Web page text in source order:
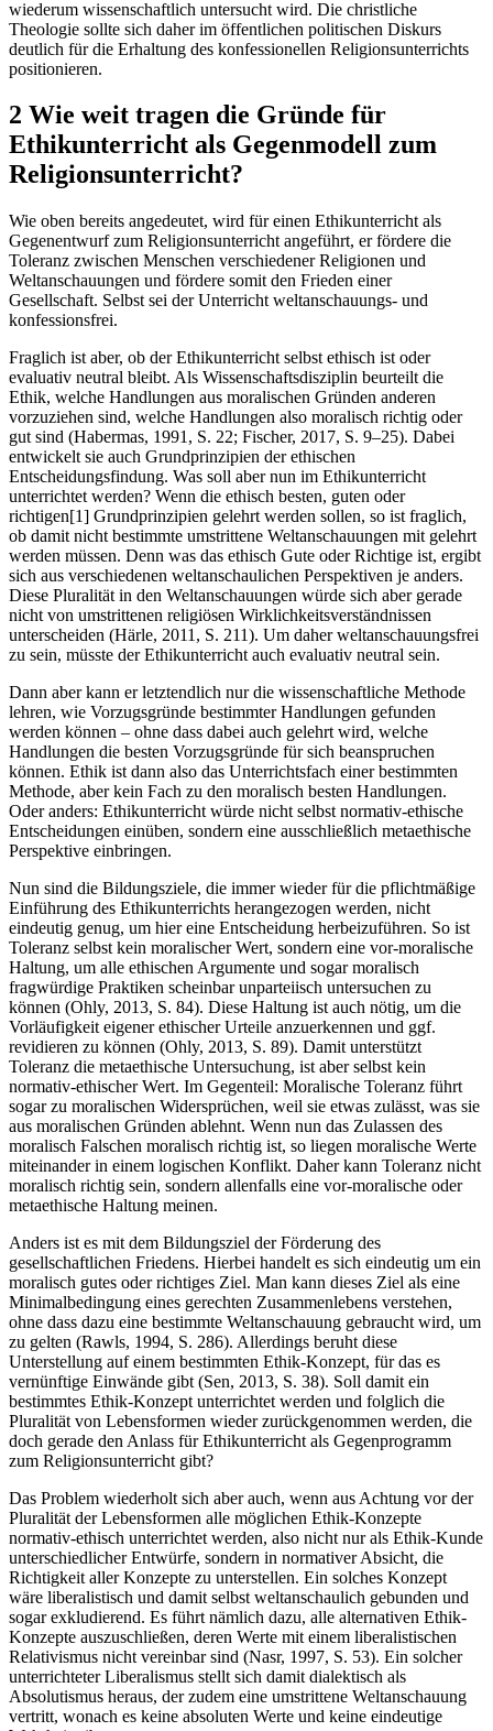
wiederum wissenschaftlich untersucht wird. Die christliche
Theologie sollte sich daher im öffentlichen politischen Diskurs
deutlich für die Erhaltung des konfessionellen Religionsunterrichts
positionieren.
2 Wie weit tragen die Gründe für
Ethikunterricht als Gegenmodell zum
Religionsunterricht?
Wie oben bereits angedeutet, wird für einen Ethikunterricht als
Gegenentwurf zum Religionsunterricht angeführt, er fördere die
Toleranz zwischen Menschen verschiedener Religionen und
Weltanschauungen und fördere somit den Frieden einer
Gesellschaft. Selbst sei der Unterricht weltanschauungs- und
konfessionsfrei.
Fraglich ist aber, ob der Ethikunterricht selbst ethisch ist oder
evaluativ neutral bleibt. Als Wissenschaftsdisziplin beurteilt die
Ethik, welche Handlungen aus moralischen Gründen anderen
vorzuziehen sind, welche Handlungen also moralisch richtig oder
gut sind (Habermas, 1991, S. 22; Fischer, 2017, S. 9–25). Dabei
entwickelt sie auch Grundprinzipien der ethischen
Entscheidungsfindung. Was soll aber nun im Ethikunterricht
unterrichtet werden? Wenn die ethisch besten, guten oder
richtigen[1] Grundprinzipien gelehrt werden sollen, so ist fraglich,
ob damit nicht bestimmte umstrittene Weltanschauungen mit gelehrt
werden müssen. Denn was das ethisch Gute oder Richtige ist, ergibt
sich aus verschiedenen weltanschaulichen Perspektiven je anders.
Diese Pluralität in den Weltanschauungen würde sich aber gerade
nicht von umstrittenen religiösen Wirklichkeitsverständnissen
unterscheiden (Härle, 2011, S. 211). Um daher weltanschauungsfrei
zu sein, müsste der Ethikunterricht auch evaluativ neutral sein.
Dann aber kann er letztendlich nur die wissenschaftliche Methode
lehren, wie Vorzugsgründe bestimmter Handlungen gefunden
werden können – ohne dass dabei auch gelehrt wird, welche
Handlungen die besten Vorzugsgründe für sich beanspruchen
können. Ethik ist dann also das Unterrichtsfach einer bestimmten
Methode, aber kein Fach zu den moralisch besten Handlungen.
Oder anders: Ethikunterricht würde nicht selbst normativ-ethische
Entscheidungen einüben, sondern eine ausschließlich metaethische
Perspektive einbringen.
Nun sind die Bildungsziele, die immer wieder für die pflichtmäßige
Einführung des Ethikunterrichts herangezogen werden, nicht
eindeutig genug, um hier eine Entscheidung herbeizuführen. So ist
Toleranz selbst kein moralischer Wert, sondern eine vor-moralische
Haltung, um alle ethischen Argumente und sogar moralisch
fragwürdige Praktiken scheinbar unparteiisch untersuchen zu
können (Ohly, 2013, S. 84). Diese Haltung ist auch nötig, um die
Vorläufigkeit eigener ethischer Urteile anzuerkennen und ggf.
revidieren zu können (Ohly, 2013, S. 89). Damit unterstützt
Toleranz die metaethische Untersuchung, ist aber selbst kein
normativ-ethischer Wert. Im Gegenteil: Moralische Toleranz führt
sogar zu moralischen Widersprüchen, weil sie etwas zulässt, was sie
aus moralischen Gründen ablehnt. Wenn nun das Zulassen des
moralisch Falschen moralisch richtig ist, so liegen moralische Werte
miteinander in einem logischen Konflikt. Daher kann Toleranz nicht
moralisch richtig sein, sondern allenfalls eine vor-moralische oder
metaethische Haltung meinen.
Anders ist es mit dem Bildungsziel der Förderung des
gesellschaftlichen Friedens. Hierbei handelt es sich eindeutig um ein
moralisch gutes oder richtiges Ziel. Man kann dieses Ziel als eine
Minimalbedingung eines gerechten Zusammenlebens verstehen,
ohne dass dazu eine bestimmte Weltanschauung gebraucht wird, um
zu gelten (Rawls, 1994, S. 286). Allerdings beruht diese
Unterstellung auf einem bestimmten Ethik-Konzept, für das es
vernünftige Einwände gibt (Sen, 2013, S. 38). Soll damit ein
bestimmtes Ethik-Konzept unterrichtet werden und folglich die
Pluralität von Lebensformen wieder zurückgenommen werden, die
doch gerade den Anlass für Ethikunterricht als Gegenprogramm
zum Religionsunterricht gibt?
Das Problem wiederholt sich aber auch, wenn aus Achtung vor der
Pluralität der Lebensformen alle möglichen Ethik-Konzepte
normativ-ethisch unterrichtet werden, also nicht nur als Ethik-Kunde
unterschiedlicher Entwürfe, sondern in normativer Absicht, die
Richtigkeit aller Konzepte zu unterstellen. Ein solches Konzept
wäre liberalistisch und damit selbst weltanschaulich gebunden und
sogar exkludierend. Es führt nämlich dazu, alle alternativen Ethik-
Konzepte auszuschließen, deren Werte mit einem liberalistischen
Relativismus nicht vereinbar sind (Nasr, 1997, S. 53). Ein solcher
unterrichteter Liberalismus stellt sich damit dialektisch als
Absolutismus heraus, der zudem eine umstrittene Weltanschauung
vertritt, wonach es keine absoluten Werte und keine eindeutige